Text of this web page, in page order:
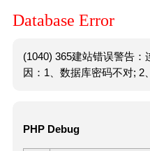
Database Error
(1040) 365建站错误警告
因：1、数据库密码不对; 2
PHP Debug